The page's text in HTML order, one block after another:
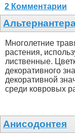
2 Комментарии
Многолетние
растения,
лиственные.
декоративного
декоративной
среди ковровых
Анисодонтея